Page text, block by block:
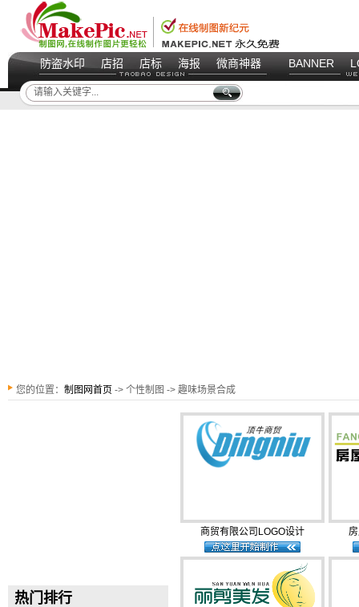
防盗水印 店招 店标 海报 微商神器 BANNER
您的位置： 制图网首页 -> 个性制图 -> 趣味场景合成
热门排行
商贸有限公司LOGO设计